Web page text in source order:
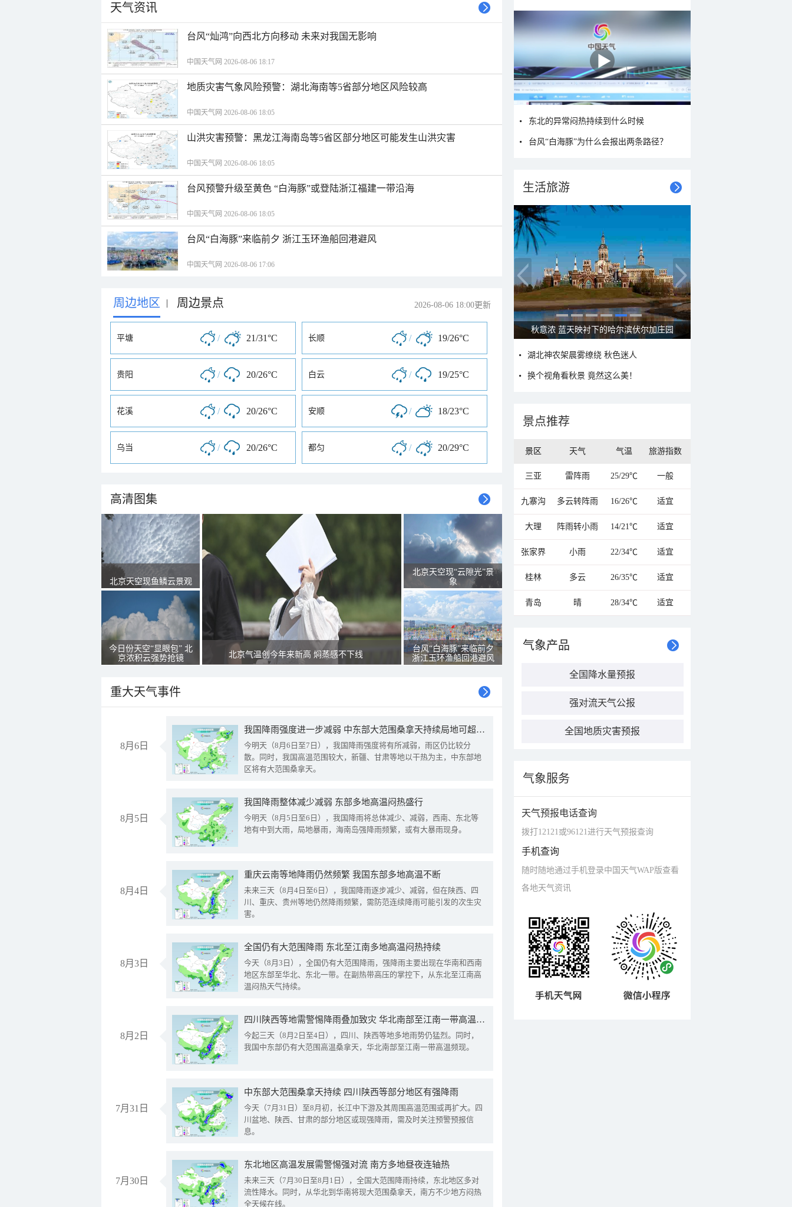
天气资讯
台风“灿鸿”向西北方向移动 未来对我国无影响
中国天气网 2026-08-06 18:17
地质灾害气象风险预警：湖北海南等5省部分地区风险较高
中国天气网 2026-08-06 18:05
山洪灾害预警：黑龙江海南岛等5省区部分地区可能发生山洪灾害
中国天气网 2026-08-06 18:05
台风预警升级至黄色 “白海豚”或登陆浙江福建一带沿海
中国天气网 2026-08-06 18:05
台风“白海豚”来临前夕 浙江玉环渔船回港避风
中国天气网 2026-08-06 17:06
周边地区 | 周边景点 2026-08-06 18:00更新
平塘 / 21/31°C 长顺 / 19/26°C
贵阳 / 20/26°C 白云 / 19/25°C
花溪 / 20/26°C 安顺 / 18/23°C
乌当 / 20/26°C 都匀 / 20/29°C
高清图集
北京天空现鱼鳞云景观
今日份天空“显眼包” 北
京浓积云强势抢镜
北京气温创今年来新高 焖蒸感不下线
北京天空现“云隙光”景
象
台风“白海豚”来临前夕
浙江玉环渔船回港避风
重大天气事件
8月6日
我国降雨强度进一步减弱 中东部大范围桑拿天持续局地可超38℃
今明天（8月6日至7日），我国降雨强度将有所减弱，雨区仍比较分
散。同时，我国高温范围较大，新疆、甘肃等地以干热为主，中东部地
区将有大范围桑拿天。
8月5日
我国降雨整体减少减弱 东部多地高温闷热盛行
今明天（8月5日至6日），我国降雨将总体减少、减弱，西南、东北等
地有中到大雨，局地暴雨，海南岛强降雨频繁，或有大暴雨现身。
8月4日
重庆云南等地降雨仍然频繁 我国东部多地高温不断
未来三天（8月4日至6日），我国降雨逐步减少、减弱，但在陕西、四
川、重庆、贵州等地仍然降雨频繁，需防范连续降雨可能引发的次生灾
害。
8月3日
全国仍有大范围降雨 东北至江南多地高温闷热持续
今天（8月3日），全国仍有大范围降雨，强降雨主要出现在华南和西南
地区东部至华北、东北一带。在副热带高压的掌控下，从东北至江南高
温闷热天气持续。
8月2日
四川陕西等地需警惕降雨叠加致灾 华北南部至江南一带高温频现
今起三天（8月2日至4日），四川、陕西等地多地雨势仍猛烈。同时，
我国中东部仍有大范围高温桑拿天，华北南部至江南一带高温频现。
7月31日
中东部大范围桑拿天持续 四川陕西等部分地区有强降雨
今天（7月31日）至8月初，长江中下游及其周围高温范围或再扩大。四
川盆地、陕西、甘肃的部分地区或现强降雨，需及时关注预警预报信
息。
7月30日
东北地区高温发展需警惕强对流 南方多地昼夜连轴热
未来三天（7月30日至8月1日），全国大范围降雨持续，东北地区多对
流性降水。同时，从华北到华南将现大范围桑拿天，南方不少地方闷热
全天候在线。
东北的异常闷热持续到什么时候
台风“白海豚”为什么会报出两条路径？
生活旅游
大美新疆—帕米尔高原好风光
湖北神农架晨雾缭绕 秋色迷人
换个视角看秋景 竟然这么美！
景点推荐
景区 天气 气温 旅游指数
三亚 雷阵雨 25/29℃ 一般
九寨沟 多云转阵雨 16/26℃ 适宜
大理 阵雨转小雨 14/21℃ 适宜
张家界 小雨 22/34℃ 适宜
桂林 多云 26/35℃ 适宜
青岛 晴 28/34℃ 适宜
气象产品
全国降水量预报
强对流天气公报
全国地质灾害预报
气象服务
天气预报电话查询
拨打12121或96121进行天气预报查询
手机查询
随时随地通过手机登录中国天气WAP版查看
各地天气资讯